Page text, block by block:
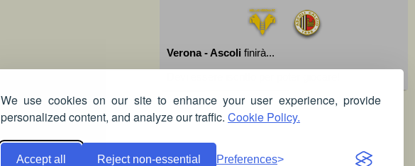
We use cookies on our site to enhance your user experience, provide
personalized content, and analyze our traffic. Cookie Policy.
Accept all Reject non-essential Preferences
Verona - Ascoli finirà...